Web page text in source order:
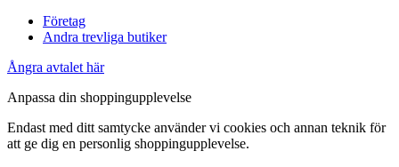
Företag
Andra trevliga butiker
Ångra avtalet här
Anpassa din shoppingupplevelse
Endast med ditt samtycke använder vi cookies och annan teknik för
att ge dig en personlig shoppingupplevelse.